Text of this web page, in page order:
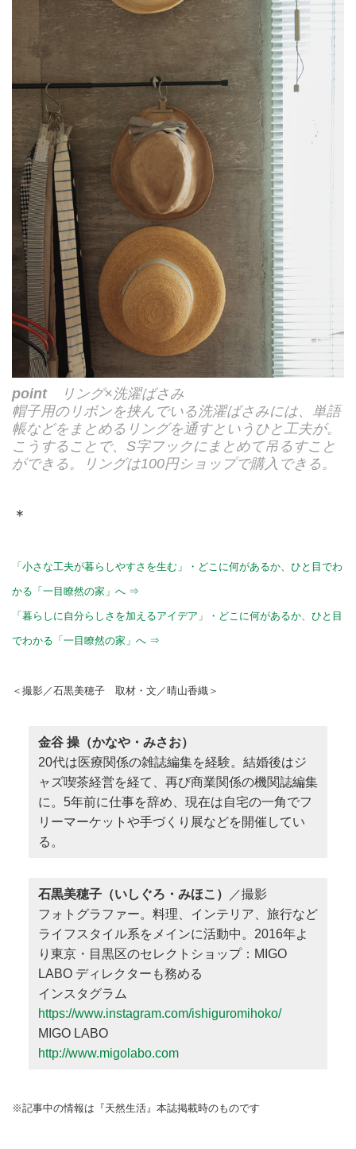
pointリング×洗濯ばさみ
帽子用のリボンを挟んでいる洗濯ばさみには、単語
帳などをまとめるリングを通すというひと工夫が。
こうすることで、S字フックにまとめて吊るすこと
ができる。リングは100円ショップで購入できる。
＊
「小さな工夫が暮らしやすさを生む」・どこに何があるか、ひと目でわ
かる「一目瞭然の家」へ ⇒
「暮らしに自分らしさを加えるアイデア」・どこに何があるか、ひと目
でわかる「一目瞭然の家」へ ⇒
＜撮影／石黒美穂子 取材・文／晴山香織＞
金谷 操（かなや・みさお）
20代は医療関係の雑誌編集を経験。結婚後はジ
ャズ喫茶経営を経て、再び商業関係の機関誌編集
に。5年前に仕事を辞め、現在は自宅の一角でフ
リーマーケットや手づくり展などを開催してい
る。
石黒美穂子（いしぐろ・みほこ）
／撮影
フォトグラファー。料理、インテリア、旅行など
ライフスタイル系をメインに活動中。2016年よ
り東京・目黒区のセレクトショップ：MIGO
LABO ディレクターも務める
インスタグラム
https://www.instagram.com/ishiguromihoko/
MIGO LABO
http://www.migolabo.com
※記事中の情報は『天然生活』本誌掲載時のものです